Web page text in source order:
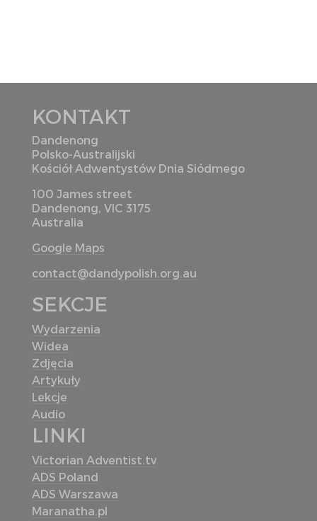
KONTAKT
Dandenong
Polsko-Australijski
Kościół Adwentystów Dnia Siódmego
100 James street
Dandenong, VIC 3175
Australia
Google Maps
contact@dandypolish.org.au
SEKCJE
Wydarzenia
Widea
Zdjęcia
Artykuły
Lekcje
Audio
LINKI
Victorian Adventist.tv
ADS Poland
ADS Warszawa
Maranatha.pl